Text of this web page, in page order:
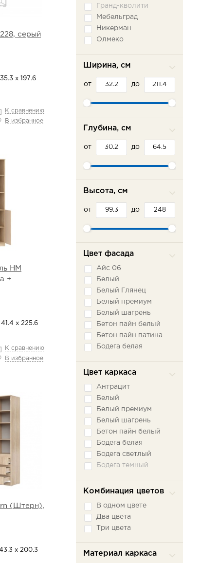
серый
х 197.6
К сравнению
В избранное
НМ
+
х 225.6
К сравнению
В избранное
(Штерн),
х 200.3
Гранд-кволити
Мебельград
Никерман
Олмеко
Ширина, см
от до
Глубина, см
от до
Высота, см
от до
Цвет фасада
Айс 06
Белый
Белый Глянец
Белый премиум
Белый шагрень
Бетон пайн белый
Бетон пайн патина
Бодега белая
Вудлайн кремовый
Дуб Бонифаций
Дуб Винтерберг
Дуб вотан
Дуб гранж
Дуб Крафт Белый
Дуб Крафт золотой
Дуб Крафт серый
Дуб Крафт Табачный
Цвет каркаса
Антрацит
Белый
Белый премиум
Белый шагрень
Бетон пайн белый
Бодега белая
Бодега светлый
Бодега темный
Графит
Дуб Бонифаций
Дуб Бунратти
Дуб Винтерберг
Дуб гранж
Комбинация цветов
В одном цвете
Два цвета
Три цвета
Материал каркаса